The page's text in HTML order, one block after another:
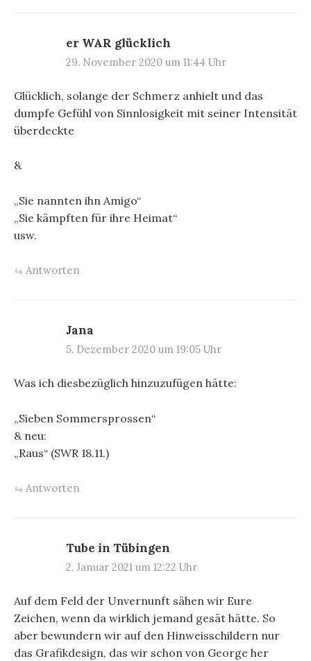
er WAR glücklich
29. November 2020 um 11:44 Uhr
Glücklich, solange der Schmerz anhielt und das
dumpfe Gefühl von Sinnlosigkeit mit seiner Intensität
überdeckte
&
„Sie nannten ihn Amigo“
„Sie kämpften für ihre Heimat“
usw.
Antworten
Jana
5. Dezember 2020 um 19:05 Uhr
Was ich diesbezüglich hinzuzufügen hätte:
„Sieben Sommersprossen“
& neu:
„Raus“ (SWR 18.11.)
Antworten
Tube in Tübingen
2. Januar 2021 um 12:22 Uhr
Auf dem Feld der Unvernunft sähen wir Eure
Zeichen, wenn da wirklich jemand gesät hätte. So
aber bewundern wir auf den Hinweisschildern nur
das Grafikdesign, das wir schon von George her